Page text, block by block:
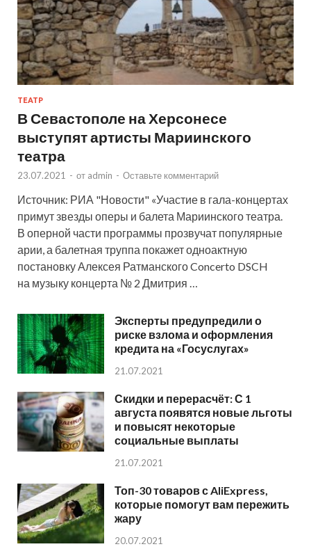
ТЕАТР
В Севастополе на Херсонесе
выступят артисты Мариинского
театра
23.07.2021 - от admin - Оставьте комментарий
Источник: РИА "Новости" «Участие в гала-концертах
примут звезды оперы и балета Мариинского театра.
В оперной части программы прозвучат популярные
арии, а балетная труппа покажет одноактную
постановку Алексея Ратманского Concerto DSCH
на музыку концерта № 2 Дмитрия …
Эксперты предупредили о
риске взлома и оформления
кредита на «Госуслугах»
21.07.2021
Скидки и перерасчёт: С 1
августа появятся новые льготы
и повысят некоторые
социальные выплаты
21.07.2021
Топ-30 товаров с AliExpress,
которые помогут вам пережить
жару
20.07.2021